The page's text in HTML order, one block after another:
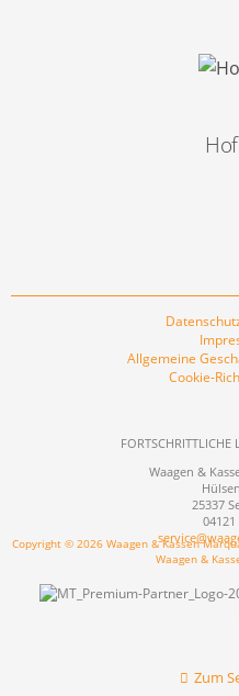
Allgemeine
Cookie-
FORTSCHRITTLICHE
Waagen &
25337
04121
Copyright © 2026 Waagen & Kassen
Waagen &
Zum